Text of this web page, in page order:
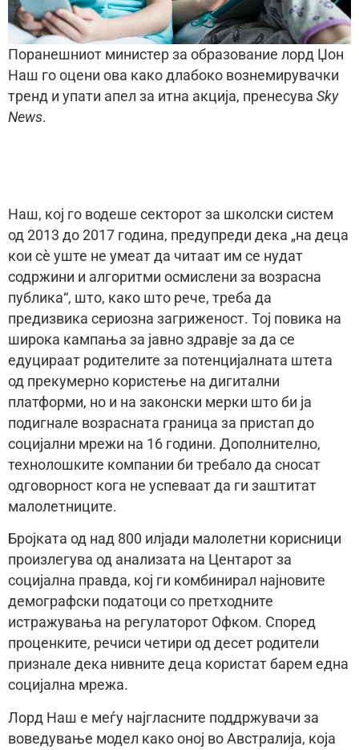
Поранешниот министер за образование лорд Џон
Наш го оцени ова како длабоко вознемирувачки
тренд и упати апел за итна акција, пренесува Sky
News.
Наш, кој го водеше секторот за школски систем
од 2013 до 2017 година, предупреди дека „на деца
кои сè уште не умеат да читаат им се нудат
содржини и алгоритми осмислени за возрасна
публика“, што, како што рече, треба да
предизвика сериозна загриженост. Тој повика на
широка кампања за јавно здравје за да се
едуцираат родителите за потенцијалната штета
од прекумерно користење на дигитални
платформи, но и на законски мерки што би ја
подигнале возрасната граница за пристап до
социјални мрежи на 16 години. Дополнително,
технолошките компании би требало да сносат
одговорност кога не успеваат да ги заштитат
малолетниците.
Бројката од над 800 илјади малолетни корисници
произлегува од анализата на Центарот за
социјална правда, кој ги комбинирал најновите
демографски податоци со претходните
истражувања на регулаторот Офком. Според
проценките, речиси четири од десет родители
признале дека нивните деца користат барем една
социјална мрежа.
Лорд Наш е меѓу најгласните поддржувачи за
воведување модел како оној во Австралија, која